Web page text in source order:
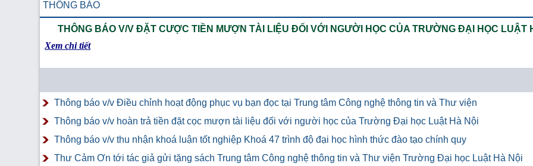
THÔNG BÁO
THÔNG BÁO V/V ĐẶT CƯỢC TIỀN MƯỢN TÀI LIỆU ĐỐI VỚI NGƯỜI HỌC CỦA TRƯỜNG ĐẠI HỌC LUẬT
Xem chi tiết
Thông báo v/v Điều chỉnh hoạt động phục vụ bạn đọc tại Trung tâm Công nghệ thông tin và Thư viện
Thông báo v/v hoàn trả tiền đặt cọc mượn tài liệu đối với người học của Trường Đại học Luật Hà Nội
Thông báo v/v thu nhận khoá luận tốt nghiệp Khoá 47 trình độ đại học hình thức đào tạo chính quy
Thư Cảm Ơn tới tác giả gửi tặng sách Trung tâm Công nghệ thông tin và Thư viện Trường Đại học Luật Hà Nội